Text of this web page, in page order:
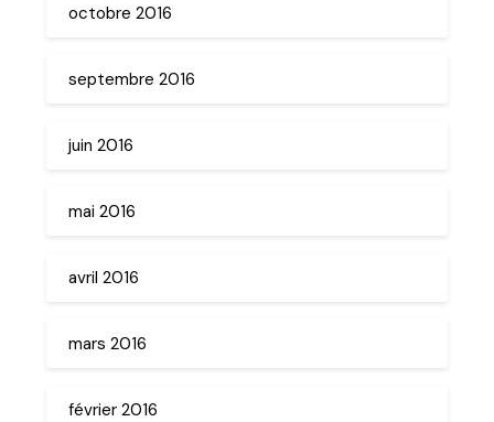
octobre 2016
septembre 2016
juin 2016
mai 2016
avril 2016
mars 2016
février 2016